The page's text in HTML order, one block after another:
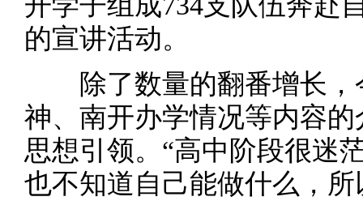
的宣讲活动。
除了数量的翻番增长，
神、南开办学情况等内容
思想引领。“高中阶段很迷
也不知道自己能做什么，